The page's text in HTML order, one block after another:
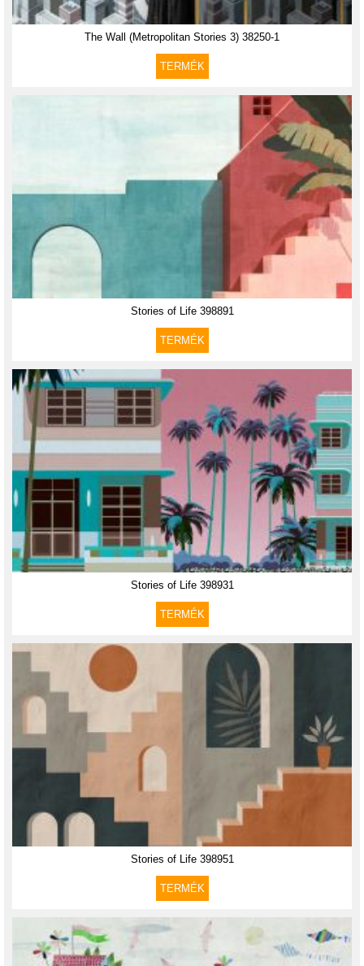
The Wall (Metropolitan Stories 3) 38250-1
TERMÉK
Stories of Life 398891
TERMÉK
Stories of Life 398931
TERMÉK
Stories of Life 398951
TERMÉK